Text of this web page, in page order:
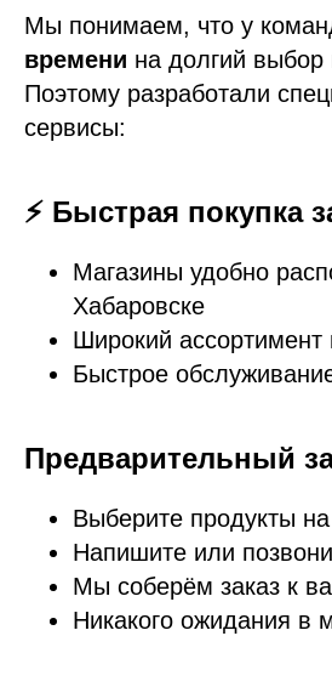
Мы понимаем, что у
времени на долгий
Поэтому разработали
сервисы:
⚡ Быстрая покупка
Магазины удобно
Хабаровске
Широкий ассортимент
Быстрое
Предварительный
Выберите продукты на
Напишите или
Мы соберём заказ к
Никакого ожидания в